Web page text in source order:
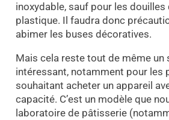
inoxydable, sauf pour les douilles
plastique. Il faudra donc
abimer les buses décoratives.
Mais cela reste tout de même un
intéressant, notamment pour les
souhaitant acheter un appareil
capacité. C’est un modèle que
laboratoire de pâtisserie